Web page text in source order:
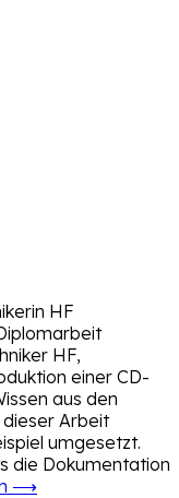
HF
HF,
einer CD-
aus den
Arbeit
umgesetzt.
die Dokumentation
⟶